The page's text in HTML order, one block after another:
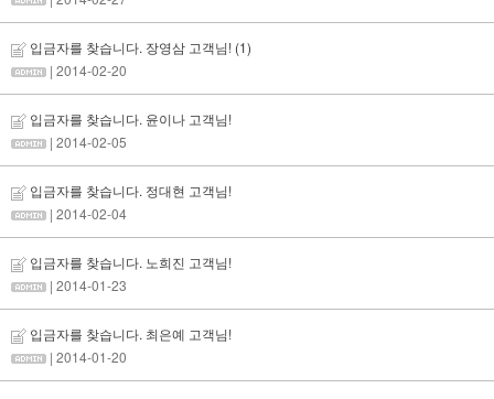
입금자를 찾습니다. 장영삼 고객님! (1)
| 2014-02-20
입금자를 찾습니다. 윤이나 고객님!
| 2014-02-05
입금자를 찾습니다. 정대현 고객님!
| 2014-02-04
입금자를 찾습니다. 노희진 고객님!
| 2014-01-23
입금자를 찾습니다. 최은예 고객님!
| 2014-01-20